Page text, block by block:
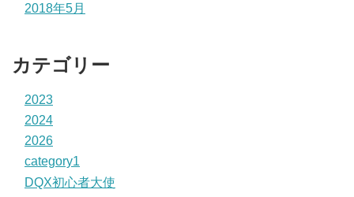
2018年5月
カテゴリー
2023
2024
2026
category1
DQX初心者大使